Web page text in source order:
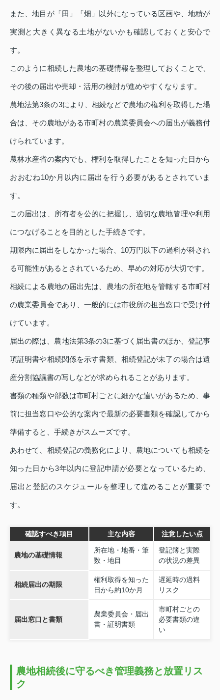
また、地目が「田」「畑」以外になっている区画や、地積が
実測と大きく異なる土地がないかも確認しておくと安心で
す。
このように相続した農地の基礎情報を整理しておくことで、
その後の届出や売却・活用の検討が進めやすくなります。
農地法第3条の3により、相続などで農地の権利を取得した場
合は、その農地がある市町村の農業委員会への届出が義務付
けられています。
農林水産省の案内でも、権利を取得したことを知った日から
おおむね10か月以内に届出を行う必要があるとされていま
す。
この届出は、所有者を公的に把握し、適切な農地管理や利用
につなげることを目的とした手続きです。
期限内に届出をしなかった場合、10万円以下の過料が科され
る可能性があるとされているため、早めの対応が大切です。
相続による農地の届出先は、農地の所在地を管轄する市町村
の農業委員会であり、一般的には市役所の担当窓口で受け付
けています。
届出の際は、農地法第3条の3に基づく届出書のほか、登記事
項証明書や相続関係を示す書類、相続登記が未了の場合は遺
産分割協議書の写しなどが求められることがあります。
書類の種類や部数は市町村ごとに細かな違いがあるため、事
前に担当窓口や公的な案内で最新の必要書類を確認してから
準備すると、手続きがスムーズです。
あわせて、相続登記の義務化により、農地についても相続を
知った日から3年以内に登記申請が必要となっているため、
届出と登記のスケジュールを整理して進めることが重要で
す。
確認すべき項目 主な内容 注意したい点
農地の基礎情報
所在地・地番・筆
数・地目
登記簿と実際
の状況の差異
相続届出の期限
権利取得を知った
日から約10か月
遅延時の過料
リスク
届出窓口と書類
農業委員会・届出
書・証明書類
市町村ごとの
必要書類の違
い
農地相続後に守るべき管理義務と放置リス
ク